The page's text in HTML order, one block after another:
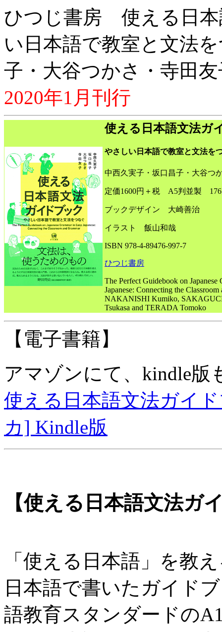
ひつじ書房 使える日
い日本語で教室と文法
子・大谷つかさ・寺田
2020年1月刊行
使える日本語文法ガ
やさしい日本語で教室と文法を
中西久実子・坂口昌子・大谷つ
定価1600円＋税 A5判並製
ブックデザイン 大崎善治
イラスト 飯山和哉
ISBN 978-4-89476-997-7
ひつじ書房
The Perfect Guidebook on Japanese
Japanese: Connecting the Classroom
NAKANISHI Kumiko,
Tsukasa and TERADA Tomoko
【電子書籍】
アマゾンにて、kindle版
使える日本語文法ガイ
カ] Kindle版
【使える日本語文法ガ
「使える日本語」を教
日本語で書いたガイド
語教育スタンダードの